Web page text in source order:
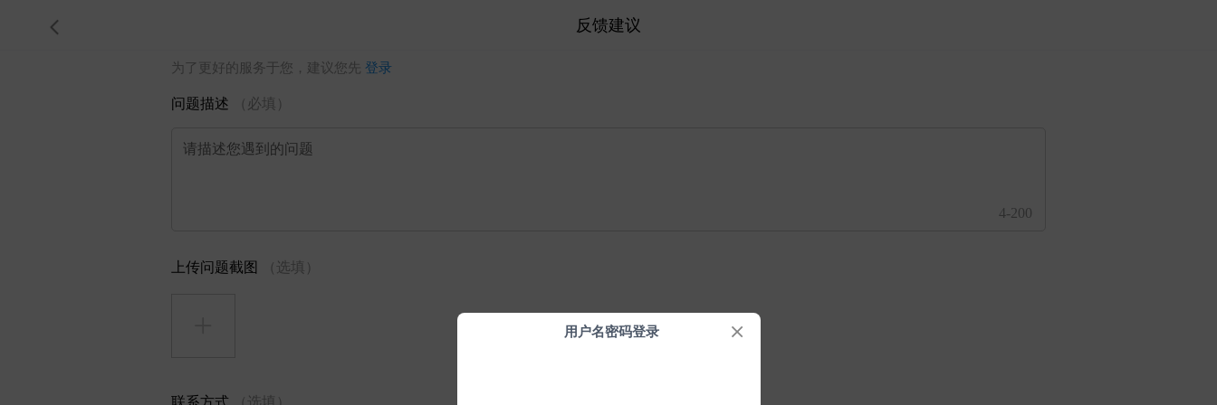
反馈建议
为了更好的服务于您，建议您先 登录
问题描述 （必填）
请描述您遇到的问题
4-200
上传问题截图 （选填）
联系方式 （选填）
用户名密码登录